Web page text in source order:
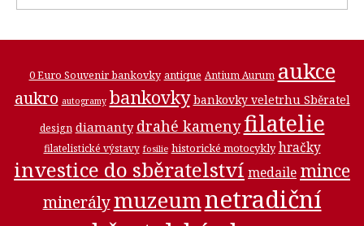
0 Euro Souvenir bankovky antique Antium Aurum aukce
aukro autogramy bankovky bankovky veletrhu Sběratel
design diamanty drahé kamenyfilatelie
filatelistické výstavy fosilie historické motocykly hračky
investice do sběratelství medaile mince
minerálymuzeumnetradiční